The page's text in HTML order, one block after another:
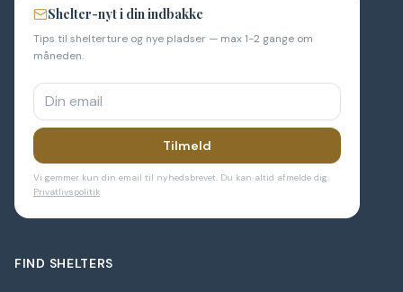
Shelter-nyt i din indbakke
Tips til shelterture og nye pladser — max 1-2 gange om
måneden.
Tilmeld
Vi gemmer kun din email til nyhedsbrevet. Du kan altid afmelde dig.
Privatlivspolitik
FIND SHELTERS